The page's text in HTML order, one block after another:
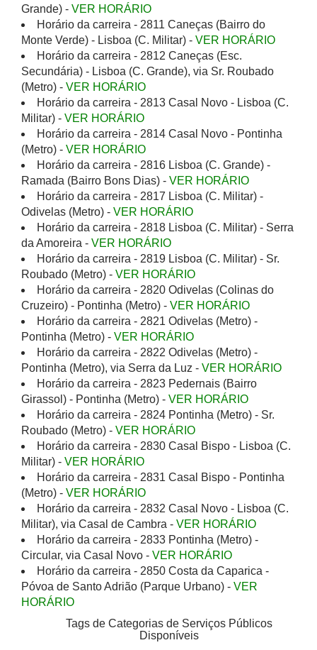
Grande) - VER HORÁRIO
Horário da carreira - 2811 Caneças (Bairro do
Monte Verde) - Lisboa (C. Militar) - VER HORÁRIO
Horário da carreira - 2812 Caneças (Esc.
Secundária) - Lisboa (C. Grande), via Sr. Roubado
(Metro) - VER HORÁRIO
Horário da carreira - 2813 Casal Novo - Lisboa (C.
Militar) - VER HORÁRIO
Horário da carreira - 2814 Casal Novo - Pontinha
(Metro) - VER HORÁRIO
Horário da carreira - 2816 Lisboa (C. Grande) -
Ramada (Bairro Bons Dias) - VER HORÁRIO
Horário da carreira - 2817 Lisboa (C. Militar) -
Odivelas (Metro) - VER HORÁRIO
Horário da carreira - 2818 Lisboa (C. Militar) - Serra
da Amoreira - VER HORÁRIO
Horário da carreira - 2819 Lisboa (C. Militar) - Sr.
Roubado (Metro) - VER HORÁRIO
Horário da carreira - 2820 Odivelas (Colinas do
Cruzeiro) - Pontinha (Metro) - VER HORÁRIO
Horário da carreira - 2821 Odivelas (Metro) -
Pontinha (Metro) - VER HORÁRIO
Horário da carreira - 2822 Odivelas (Metro) -
Pontinha (Metro), via Serra da Luz - VER HORÁRIO
Horário da carreira - 2823 Pedernais (Bairro
Girassol) - Pontinha (Metro) - VER HORÁRIO
Horário da carreira - 2824 Pontinha (Metro) - Sr.
Roubado (Metro) - VER HORÁRIO
Horário da carreira - 2830 Casal Bispo - Lisboa (C.
Militar) - VER HORÁRIO
Horário da carreira - 2831 Casal Bispo - Pontinha
(Metro) - VER HORÁRIO
Horário da carreira - 2832 Casal Novo - Lisboa (C.
Militar), via Casal de Cambra - VER HORÁRIO
Horário da carreira - 2833 Pontinha (Metro) -
Circular, via Casal Novo - VER HORÁRIO
Horário da carreira - 2850 Costa da Caparica -
Póvoa de Santo Adrião (Parque Urbano) - VER
HORÁRIO
Tags de Categorias de Serviços Públicos
Disponíveis